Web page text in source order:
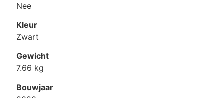
Nee
Kleur
Zwart
Gewicht
7.66 kg
Bouwjaar